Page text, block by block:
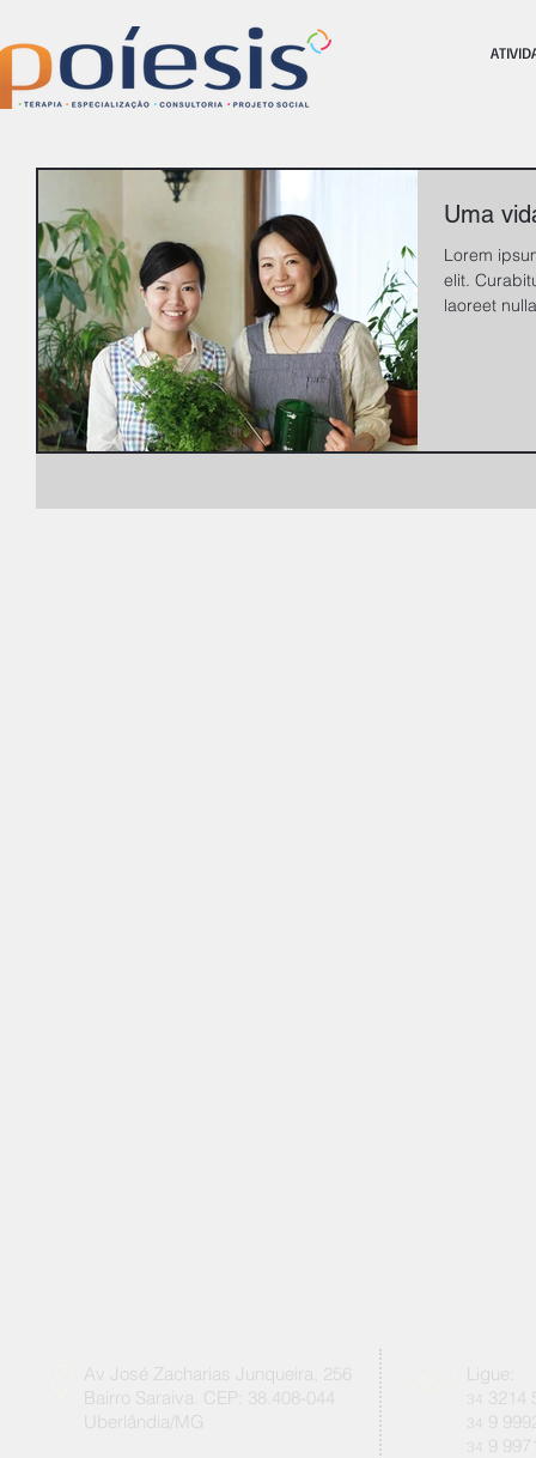
Uma
Lorem
elit.
laoreet
Av José Zacharias Junqueira, 256
Bairro Saraiva. CEP: 38.408-044
Uberlândia/MG
Ligue:
34 3214
34 9
34 9